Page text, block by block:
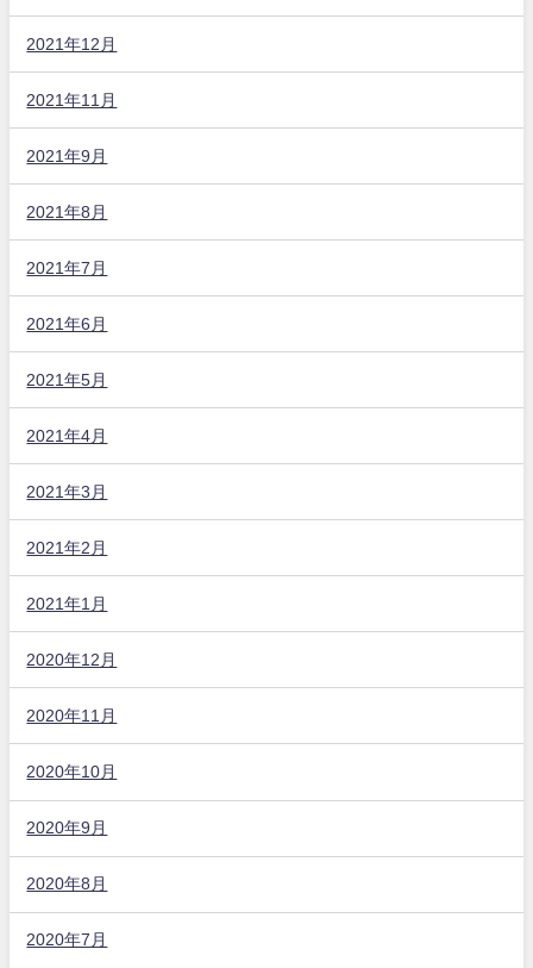
2021年12月
2021年11月
2021年9月
2021年8月
2021年7月
2021年6月
2021年5月
2021年4月
2021年3月
2021年2月
2021年1月
2020年12月
2020年11月
2020年10月
2020年9月
2020年8月
2020年7月